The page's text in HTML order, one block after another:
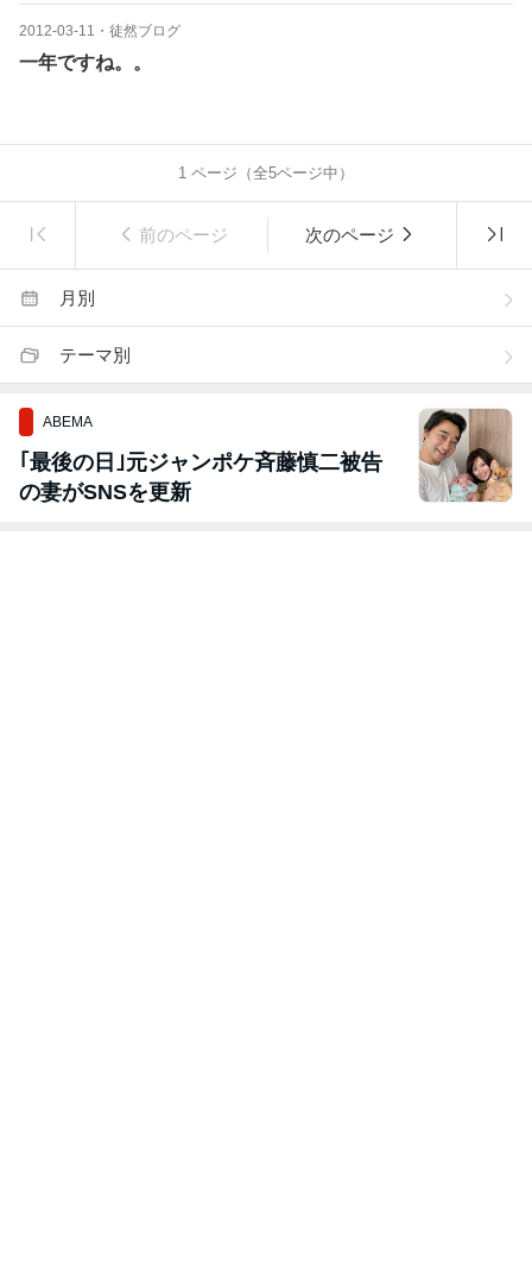
2012-03-11 ・ 徒然ブログ
一年ですね。。
1 ページ（全5ページ中）
前のページ 次のページ
月別
テーマ別
ABEMA
｢最後の日｣元ジャンポケ斉藤慎二被告
の妻がSNSを更新